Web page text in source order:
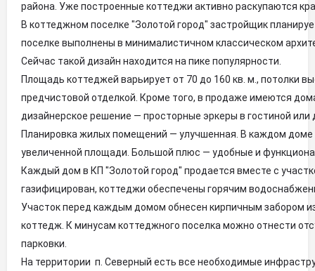
района. Уже построенные коттеджи активно раскупаются
В коттеджном поселке "Золотой город" застройщик
поселке выполнены в минималистичном классическом
Сейчас такой дизайн находится на пике популярности.
Площадь коттеджей варьирует от 70 до 160 кв. м., потолки
предчистовой отделкой. Кроме того, в продаже имеются
дизайнерское решение — просторные эркеры в гостиной или
Планировка жилых помещений — улучшенная. В каждом
увеличенной площади. Большой плюс — удобные и
Каждый дом в КП "Золотой город" продается вместе с
газифицирован, коттеджи обеспечены горячим
Участок перед каждым домом обнесен кирпичным забором
коттедж. К минусам коттеджного поселка можно отнести
парковки.
На территории п. Северный есть все необходимые